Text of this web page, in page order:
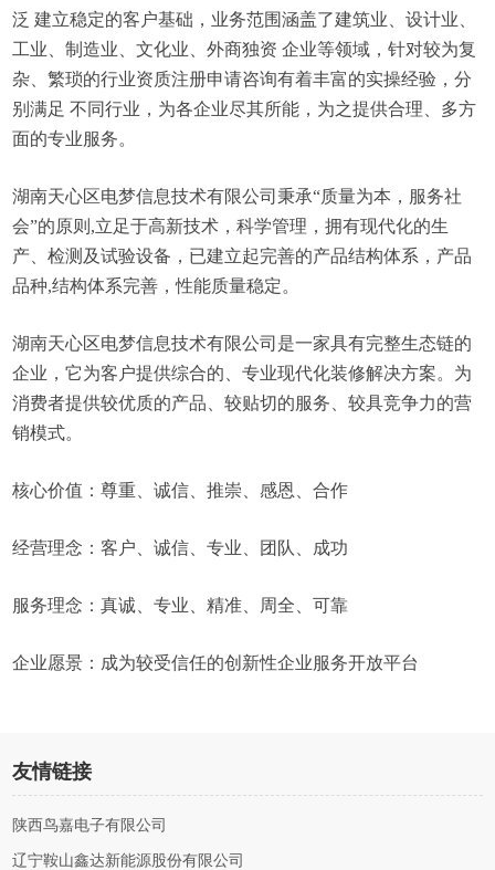
泛 建立稳定的客户基础，业务范围涵盖了建筑业、设计业、
工业、制造业、文化业、外商独资 企业等领域，针对较为复
杂、繁琐的行业资质注册申请咨询有着丰富的实操经验，分
别满足 不同行业，为各企业尽其所能，为之提供合理、多方
面的专业服务。
湖南天心区电梦信息技术有限公司秉承“质量为本，服务社
会”的原则,立足于高新技术，科学管理，拥有现代化的生
产、检测及试验设备，已建立起完善的产品结构体系，产品
品种,结构体系完善，性能质量稳定。
湖南天心区电梦信息技术有限公司是一家具有完整生态链的
企业，它为客户提供综合的、专业现代化装修解决方案。为
消费者提供较优质的产品、较贴切的服务、较具竞争力的营
销模式。
核心价值：尊重、诚信、推崇、感恩、合作
经营理念：客户、诚信、专业、团队、成功
服务理念：真诚、专业、精准、周全、可靠
企业愿景：成为较受信任的创新性企业服务开放平台
友情链接
陕西鸟嘉电子有限公司
辽宁鞍山鑫达新能源股份有限公司